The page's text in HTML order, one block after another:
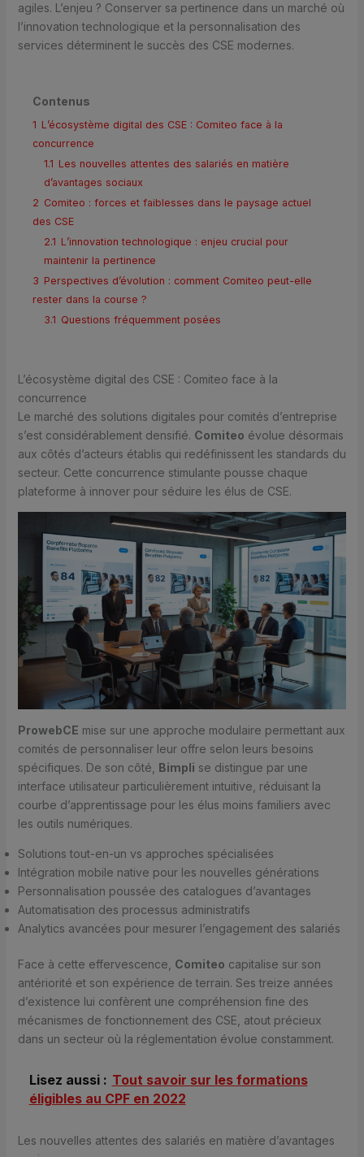
agiles. L’enjeu ? Conserver sa pertinence dans un marché où
l’innovation technologique et la personnalisation des
services déterminent le succès des CSE modernes.
Contenus
1 L’écosystème digital des CSE : Comiteo face à la
concurrence
1.1 Les nouvelles attentes des salariés en matière
d’avantages sociaux
2 Comiteo : forces et faiblesses dans le paysage actuel
des CSE
2.1 L’innovation technologique : enjeu crucial pour
maintenir la pertinence
3 Perspectives d’évolution : comment Comiteo peut-elle
rester dans la course ?
3.1 Questions fréquemment posées
L’écosystème digital des CSE : Comiteo face à la
concurrence
Le marché des solutions digitales pour comités d’entreprise
s’est considérablement densifié. Comiteo évolue désormais
aux côtés d’acteurs établis qui redéfinissent les standards du
secteur. Cette concurrence stimulante pousse chaque
plateforme à innover pour séduire les élus de CSE.
ProwebCE mise sur une approche modulaire permettant aux
comités de personnaliser leur offre selon leurs besoins
spécifiques. De son côté, Bimpli se distingue par une
interface utilisateur particulièrement intuitive, réduisant la
courbe d’apprentissage pour les élus moins familiers avec
les outils numériques.
Solutions tout-en-un vs approches spécialisées
Intégration mobile native pour les nouvelles générations
Personnalisation poussée des catalogues d’avantages
Automatisation des processus administratifs
Analytics avancées pour mesurer l’engagement des salariés
Face à cette effervescence, Comiteo capitalise sur son
antériorité et son expérience de terrain. Ses treize années
d’existence lui confèrent une compréhension fine des
mécanismes de fonctionnement des CSE, atout précieux
dans un secteur où la réglementation évolue constamment.
Lisez aussi : Tout savoir sur les formations
éligibles au CPF en 2022
Les nouvelles attentes des salariés en matière d’avantages